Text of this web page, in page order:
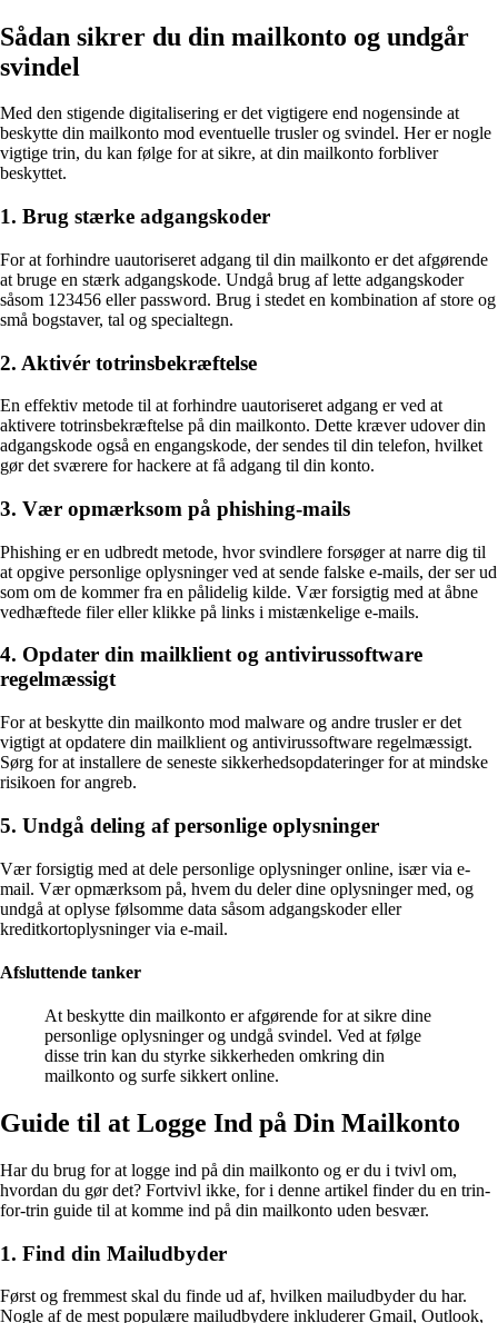
Sådan sikrer du din mailkonto og undgår
svindel
Med den stigende digitalisering er det vigtigere end nogensinde at
beskytte din mailkonto mod eventuelle trusler og svindel. Her er nogle
vigtige trin, du kan følge for at sikre, at din mailkonto forbliver
beskyttet.
1. Brug stærke adgangskoder
For at forhindre uautoriseret adgang til din mailkonto er det afgørende
at bruge en stærk adgangskode. Undgå brug af lette adgangskoder
såsom 123456 eller password. Brug i stedet en kombination af store og
små bogstaver, tal og specialtegn.
2. Aktivér totrinsbekræftelse
En effektiv metode til at forhindre uautoriseret adgang er ved at
aktivere totrinsbekræftelse på din mailkonto. Dette kræver udover din
adgangskode også en engangskode, der sendes til din telefon, hvilket
gør det sværere for hackere at få adgang til din konto.
3. Vær opmærksom på phishing-mails
Phishing er en udbredt metode, hvor svindlere forsøger at narre dig til
at opgive personlige oplysninger ved at sende falske e-mails, der ser ud
som om de kommer fra en pålidelig kilde. Vær forsigtig med at åbne
vedhæftede filer eller klikke på links i mistænkelige e-mails.
4. Opdater din mailklient og antivirussoftware
regelmæssigt
For at beskytte din mailkonto mod malware og andre trusler er det
vigtigt at opdatere din mailklient og antivirussoftware regelmæssigt.
Sørg for at installere de seneste sikkerhedsopdateringer for at mindske
risikoen for angreb.
5. Undgå deling af personlige oplysninger
Vær forsigtig med at dele personlige oplysninger online, især via e-
mail. Vær opmærksom på, hvem du deler dine oplysninger med, og
undgå at oplyse følsomme data såsom adgangskoder eller
kreditkortoplysninger via e-mail.
Afsluttende tanker
At beskytte din mailkonto er afgørende for at sikre dine
personlige oplysninger og undgå svindel. Ved at følge
disse trin kan du styrke sikkerheden omkring din
mailkonto og surfe sikkert online.
Guide til at Logge Ind på Din Mailkonto
Har du brug for at logge ind på din mailkonto og er du i tvivl om,
hvordan du gør det? Fortvivl ikke, for i denne artikel finder du en trin-
for-trin guide til at komme ind på din mailkonto uden besvær.
1. Find din Mailudbyder
Først og fremmest skal du finde ud af, hvilken mailudbyder du har.
Nogle af de mest populære mailudbydere inkluderer Gmail, Outlook,